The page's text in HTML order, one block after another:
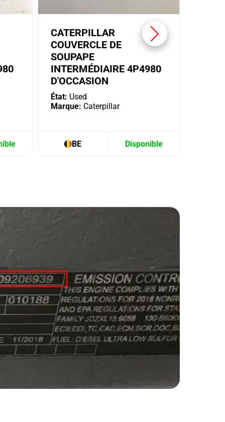
CATERPILLAR
COUVERCLE DE
SOUPAPE
INTERMÉDIAIRE 4P4980
D'OCCASION
État: Used
Marque: Caterpillar
BE Disponible